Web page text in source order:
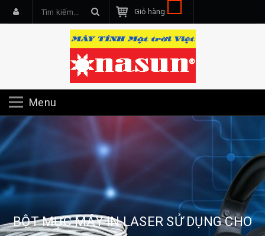
Giỏ hàng
Menu
BỘT MỰC MÁY IN LASER SỬ DỤNG CHO